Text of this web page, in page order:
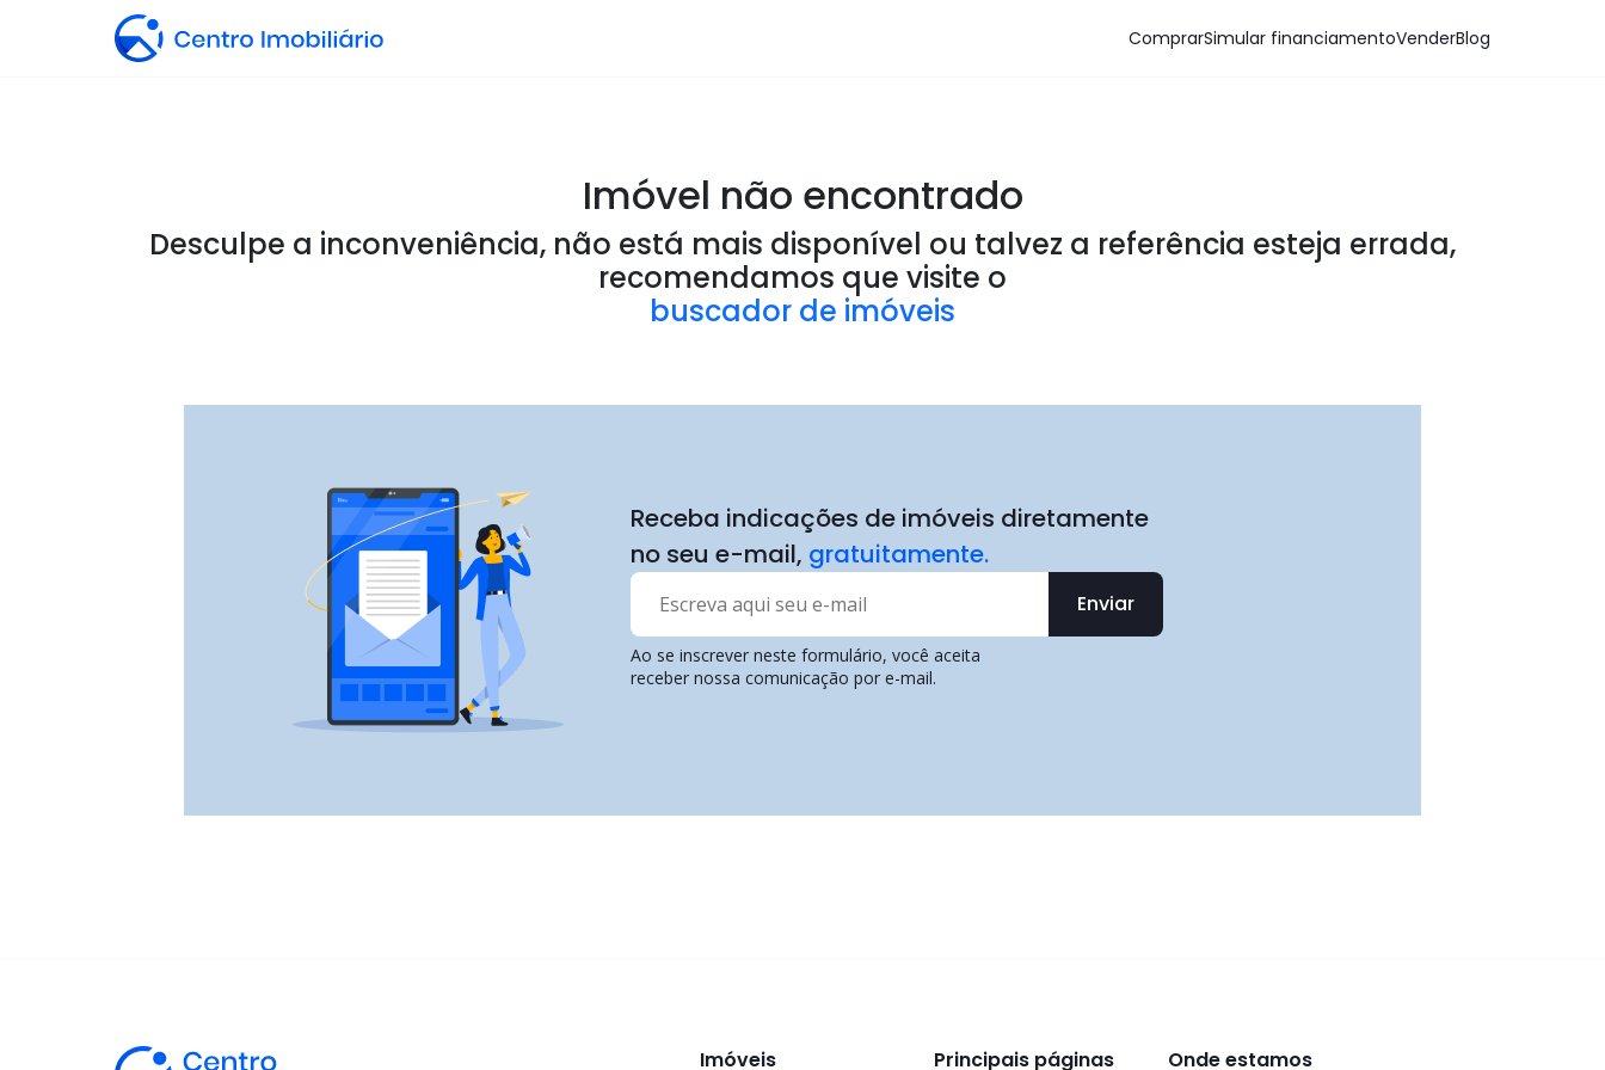
ComprarSimular financiamentoVenderBlog
Imóvel não encontrado
Desculpe a inconveniência, não está mais disponível ou talvez a referência esteja errada,
recomendamos que visite o
buscador de imóveis
Receba indicações de imóveis diretamente
no seu e-mail, gratuitamente.
Enviar
Ao se inscrever neste formulário, você aceita
receber nossa comunicação por e-mail.
Imóveis Principais páginas Onde estamos